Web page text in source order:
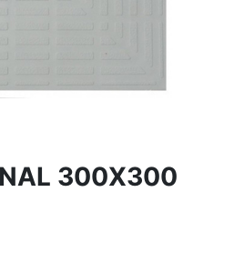
300X300